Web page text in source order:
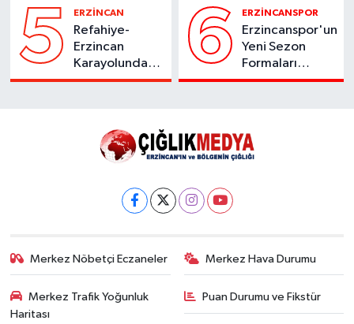
Başlıyor
5 ERZİNCAN
Refahiye-
Erzincan
Karayolunda
Kaza:
Uçtu, 2 Kişi
Yaralandı
6 ERZİNCANSPOR
Erzincanspor'un
Yeni Sezon
Formaları
Satışta
Merkez Nöbetçi Eczaneler Merkez Hava Durumu
Merkez Trafik Yoğunluk
Haritası
Puan Durumu ve Fikstür